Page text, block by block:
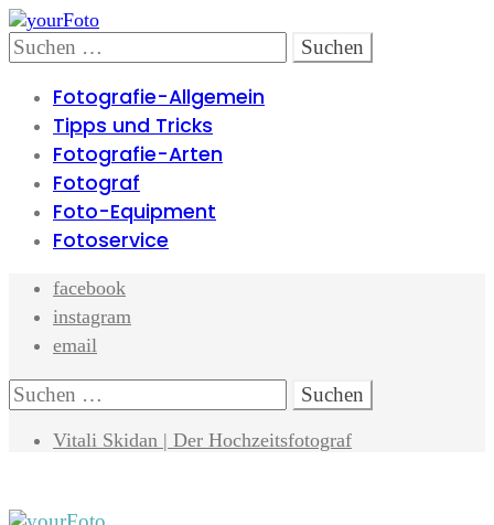
Skip
to
navigation
Skip
to
content
Search
Suchen
nach:
Fotografie-Allgemein
Tipps und Tricks
Fotografie-Arten
Fotograf
Foto-Equipment
Fotoservice
facebook
instagram
email
Search
Suchen
nach:
Vitali Skidan | Der Hochzeitsfotograf